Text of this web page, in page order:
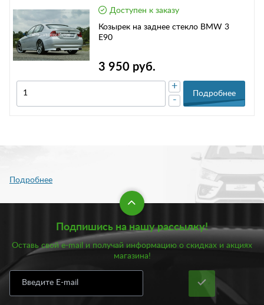
Доступен к заказу
Козырек на заднее стекло BMW 3
E90
3 950 руб.
-
+
Подробнее
Подпишись на нашу рассылку!
Оставь свой e-mail и получай информацию о скидках и акциях
магазина!